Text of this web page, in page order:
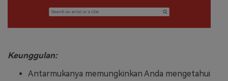
Keunggulan:
Antarmukanya memungkinkan Anda mengetahui